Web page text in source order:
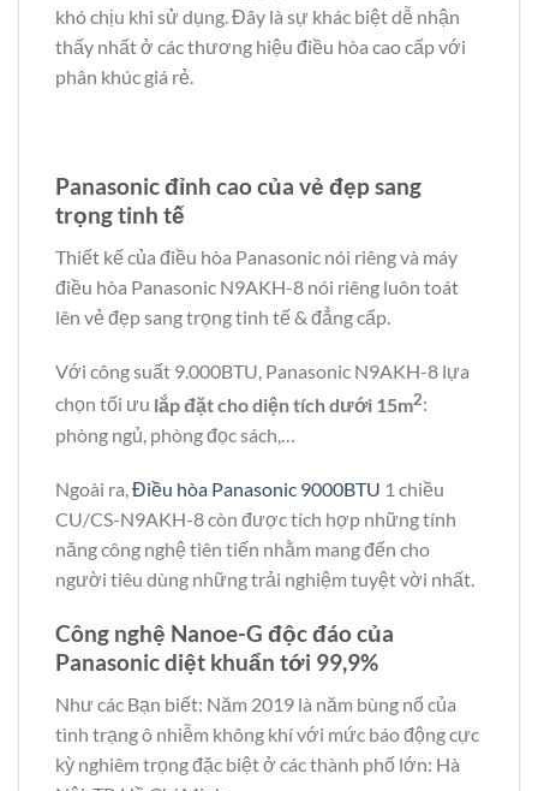
khó chịu khi sử dụng. Đây là sự khác biệt dễ nhận
thấy nhất ở các thương hiệu điều hòa cao cấp với
phân khúc giá rẻ.
Panasonic đỉnh cao của vẻ đẹp sang
trọng tinh tế
Thiết kế của điều hòa Panasonic nói riêng và máy
điều hòa Panasonic N9AKH-8 nói riêng luôn toát
lên vẻ đẹp sang trọng tinh tế & đẳng cấp.
Với công suất 9.000BTU, Panasonic N9AKH-8 lựa
chọn tối ưu lắp đặt cho diện tích dưới 15m2:
phòng ngủ, phòng đọc sách,…
Ngoài ra,Điều hòa Panasonic 9000BTU 1 chiều
CU/CS-N9AKH-8 còn được tích hợp những tính
năng công nghệ tiên tiến nhằm mang đến cho
người tiêu dùng những trải nghiệm tuyệt vời nhất.
Công nghệ Nanoe-G độc đáo của
Panasonic diệt khuẩn tới 99,9%
Như các Bạn biết: Năm 2019 là năm bùng nổ của
tình trạng ô nhiễm không khí với mức báo động cực
kỳ nghiêm trọng đặc biệt ở các thành phố lớn: Hà